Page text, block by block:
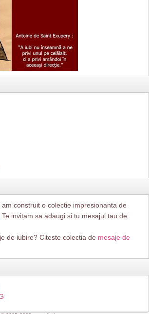
construit o colectie impresionanta de
. Te invitam sa adaugi si tu mesajul tau de
de iubire? Citeste colectia de mesaje de